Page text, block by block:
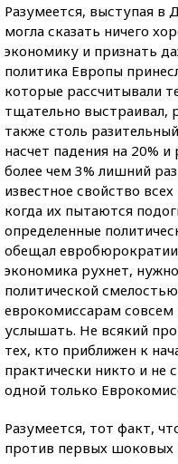
Разумеется, выступая в
могла сказать ничего
экономику и признать
политика Европы
которые рассчитывали
тщательно выстраивал,
также столь
насчет падения на 20%
более чем 3% лишний
известное свойство
когда их пытаются
определенные
обещал евробюрократии
экономика рухнет,
политической
еврокомиссарам совсем
услышать. Не всякий
тех, кто приближен к
практически никто и не
одной только
Разумеется, тот факт,
против первых шоковых